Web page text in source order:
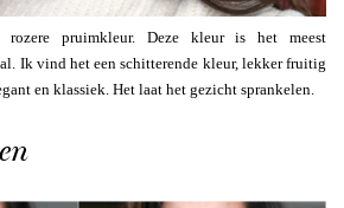
pruimkleur. Deze kleur is het meest
Ik vind het een schitterende kleur, lekker fruitig
en klassiek. Het laat het gezicht sprankelen.